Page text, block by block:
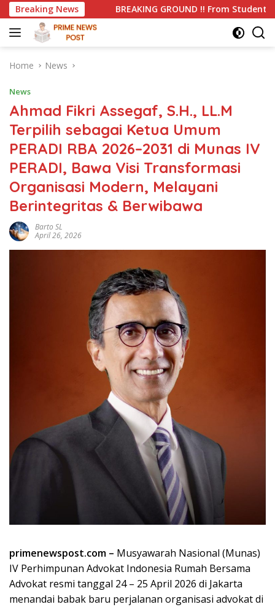
Skip
to
content
Breaking News
BREAKING GROUND !! From Student Activist to SOE
Home News
News
Ahmad Fikri Assegaf, S.H., LL.M
Terpilih sebagai Ketua Umum
PERADI RBA 2026–2031 di Munas IV
PERADI, Bawa Visi Transformasi
Organisasi Modern, Melayani
Berintegritas & Berwibawa
Barto SL
April 26, 2026
primenewspost.com – Musyawarah Nasional (Munas)
IV Perhimpunan Advokat Indonesia Rumah Bersama
Advokat resmi tanggal 24 – 25 April 2026 di Jakarta
menandai babak baru perjalanan organisasi advokat di